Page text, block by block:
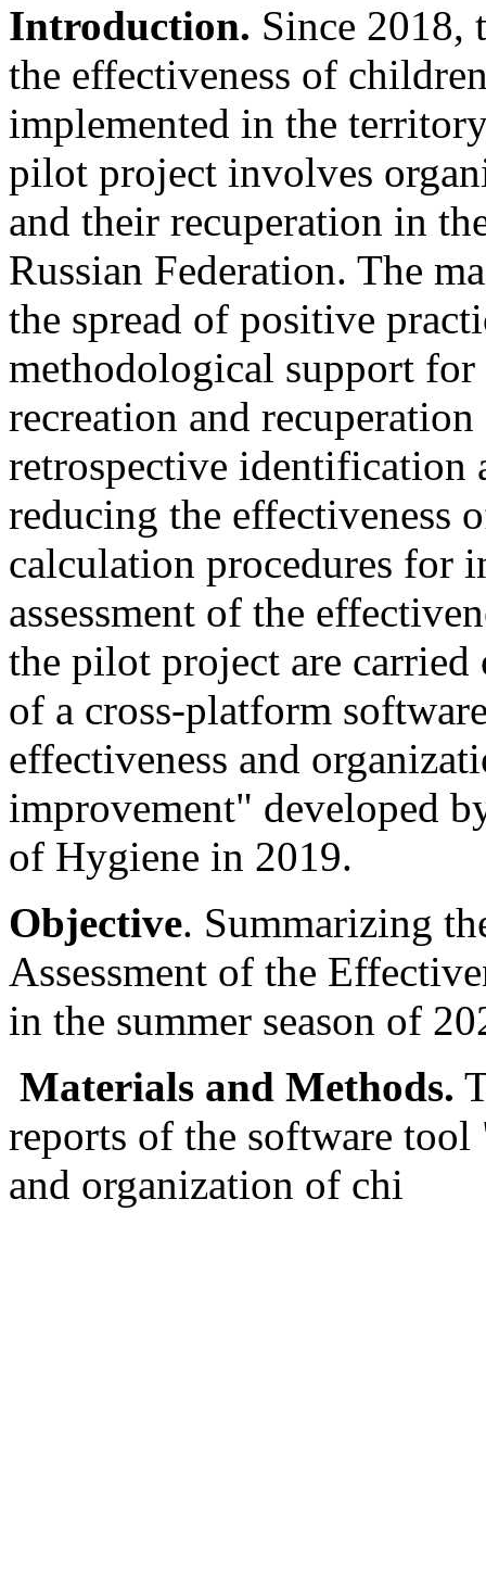
Introduction. Since 2018,
the effectiveness of
implemented in the
pilot project involves
and their recuperation in
Russian Federation. The
the spread of positive
methodological support
recreation and
retrospective identification
reducing the effectiveness
calculation procedures for
assessment of the
the pilot project are
of a cross-platform
effectiveness and
improvement" developed
of Hygiene in 2019.
Objective. Summarizing
Assessment of the
in the summer season of
Materials and Methods.
reports of the software
and organization of chi